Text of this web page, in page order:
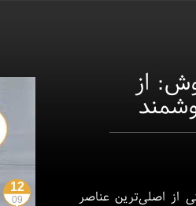
12
09
از
از اصلی‌ترین عناصر